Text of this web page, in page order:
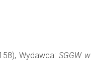
Wydawca:SGGW w